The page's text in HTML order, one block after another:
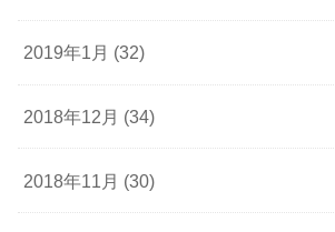
2019年1月 (32)
2018年12月 (34)
2018年11月 (30)